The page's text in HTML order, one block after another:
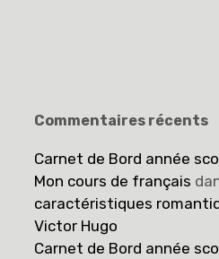
Commentaires récents
Carnet de Bord année
Mon cours de français
caractéristiques
Victor Hugo
Carnet de Bord année